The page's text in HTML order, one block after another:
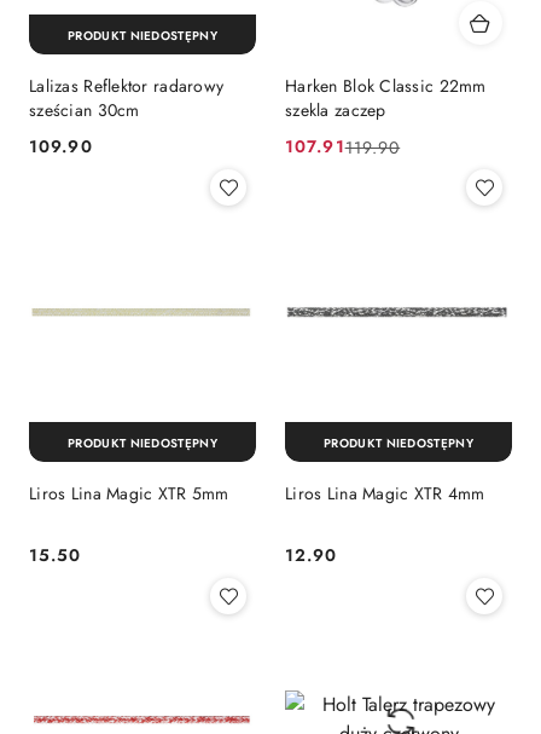
Lalizas Reflektor radarowy
sześcian 30cm
Cena:
109.90
PRODUKT NIEDOSTĘPNY
Harken Blok Classic 22mm
szekla zaczep
Cena
107.91
Cena
119.90
Liros Lina Magic XTR 5mm
Cena:
15.50
PRODUKT NIEDOSTĘPNY
Liros Lina Magic XTR 4mm
Cena:
12.90
PRODUKT NIEDOSTĘPNY